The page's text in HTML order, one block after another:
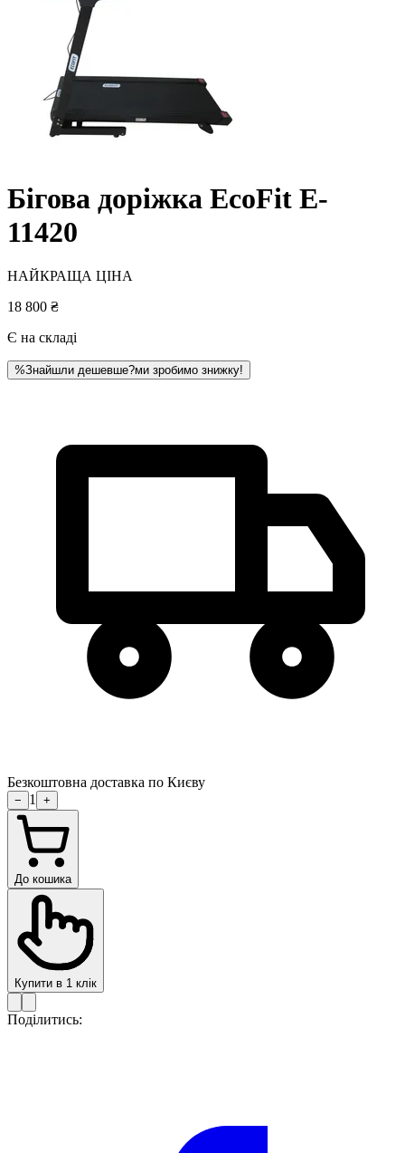
Бігова доріжка EcoFit E-
11420
НАЙКРАЩА ЦІНА
18 800 ₴
Є на складі
%Знайшли дешевше?ми зробимо знижку!
Безкоштовна доставка по Києву
− 1 +
До кошика
Купити в 1 клік
Поділитись: